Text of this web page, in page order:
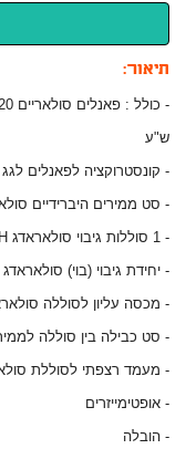
תיאור:
ש"ע
- קונסטרוקציה לפאנלים
- סט ממירים היברידיים
- 1 סוללות גיבוי סולאראדג 4.6KWH
- יחידת גיבוי (בוי) סולאראדג
- מכסה עליון לסוללה
- סט כבילה בין סוללה
- מעמד רצפתי לסוללת
- אופטימייזרים
- הובלה